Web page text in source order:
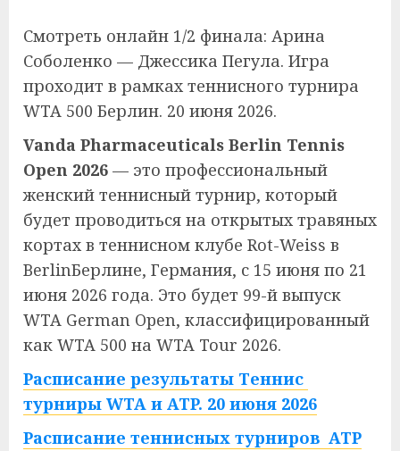
Смотреть онлайн 1/2 финала: Арина
Соболенко — Джессика Пегула. Игра
проходит в рамках теннисного турнира
WTA 500 Берлин. 20 июня 2026.
Vanda Pharmaceuticals Berlin Tennis
Open 2026 — это профессиональный
женский теннисный турнир, который
будет проводиться на открытых травяных
кортах в теннисном клубе Rot-Weiss в
BerlinБерлине, Германия, с 15 июня по 21
июня 2026 года. Это будет 99-й выпуск
WTA German Open, классифицированный
как WTA 500 на WTA Tour 2026.
Расписание результаты Теннис
турниры WTA и ATP. 20 июня 2026
Расписание теннисных турниров ATP